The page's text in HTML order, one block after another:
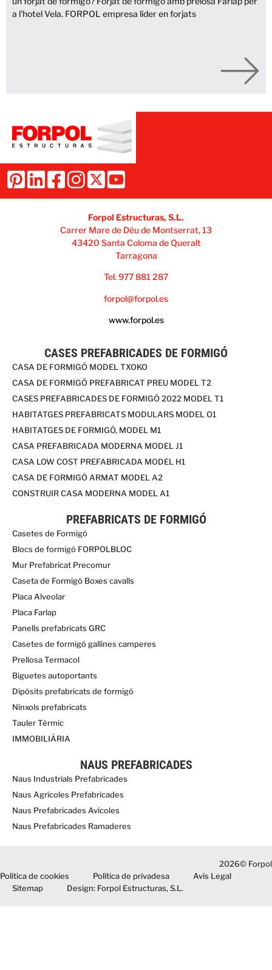
a l'hotel Vela. FORPOL empresa líder en forjats
Forpol Estructuras, S.L.
Carrer Mare de Déu de Montserrat, 13
43420 Santa Coloma de Queralt
Tarragona
Tel. 977 881 287
forpol@forpol.es
www.forpol.es
CASES PREFABRICADES DE FORMIGÓ
CASA DE FORMIGÓ MODEL TXOKO
CASA DE FORMIGÓ PREFABRICAT PREU MODEL T2
CASES PREFABRICADES DE FORMIGÓ 2022 MODEL T1
HABITATGES PREFABRICATS MODULARS MODEL O1
HABITATGES DE FORMIGÓ, MODEL M1
CASA PREFABRICADA MODERNA MODEL J1
CASA LOW COST PREFABRICADA MODEL H1
CASA DE FORMIGÓ ARMAT MODEL A2
CONSTRUIR CASA MODERNA MODEL A1
PREFABRICATS DE FORMIGÓ
Casetes de Formigó
Blocs de formigó FORPOLBLOC
Mur Prefabricat Precomur
Caseta de Formigó Boxes cavalls
Placa Alveolar
Placa Farlap
Panells prefabricats GRC
Casetes de formigó gallines camperes
Prellosa Termacol
Biguetes autoportants
Dipòsits prefabricats de formigó
Nínxols prefabricats
Tauler Tèrmic
IMMOBILIÀRIA
NAUS PREFABRICADES
Naus Industrials Prefabricades
Naus Agrícoles Prefabricades
Naus Prefabricades Avícoles
Naus Prefabricades Ramaderes
2026© Forpol
Política de cookies
Política de privadesa
Avís Legal
Sitemap
Design: Forpol Estructuras, S.L.